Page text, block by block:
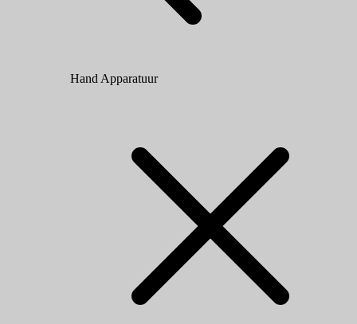
Hand Apparatuur